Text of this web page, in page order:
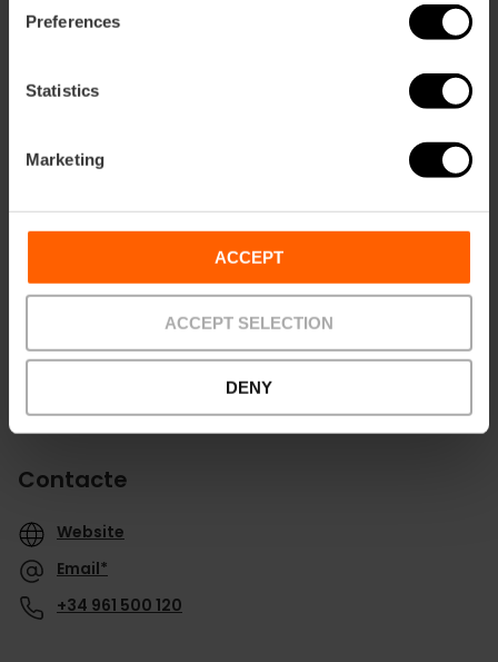
Preferences
Statistics
Marketing
ACCEPT
ACCEPT SELECTION
DENY
Direccions
Contacte
Website
Email*
+34 961 500 120